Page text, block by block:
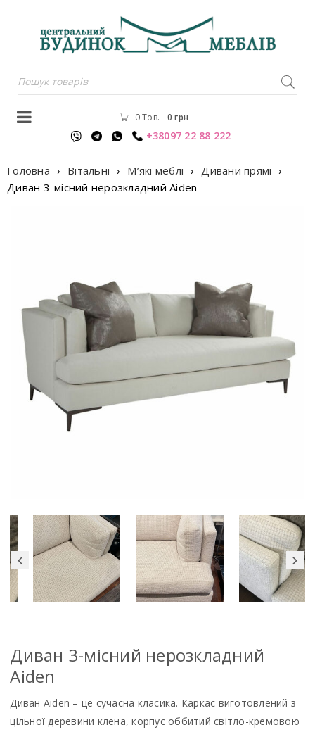
0 Тов. - 0грн
+38097 22 88 222
Головна › Вітальні › М’які меблі › Дивани прямі ›
Диван 3-місний нерозкладний Aiden
Диван 3-місний нерозкладний
Aiden
Диван Aiden – це сучасна класика. Каркас виготовлений з
цільної деревини клена, корпус оббитий світло-кремовою